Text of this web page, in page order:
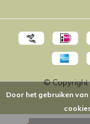
© Copyright
Door het gebruiken